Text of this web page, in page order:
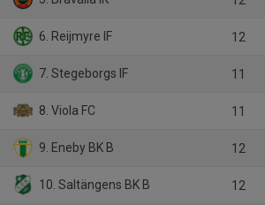
6. Reijmyre IF 12
7. Stegeborgs IF 11
8. Viola FC 11
9. Eneby BK B 12
10. Saltängens BK B 12